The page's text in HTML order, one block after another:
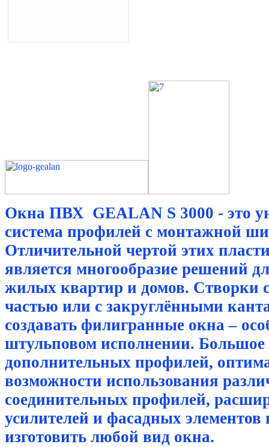
Окна ПВХ GEALAN S 3000 - это
система профилей с монтажной
Отличительной чертой этих
является многообразие решений
жилых квартир и домов. Створки
частью или с закруглёнными
создавать филигранные окна –
штульповом исполнении. Большое
дополнительных профилей,
возможности использования
соединительных профилей,
усилителей и фасадных элементов
изготовить любой вид окна.